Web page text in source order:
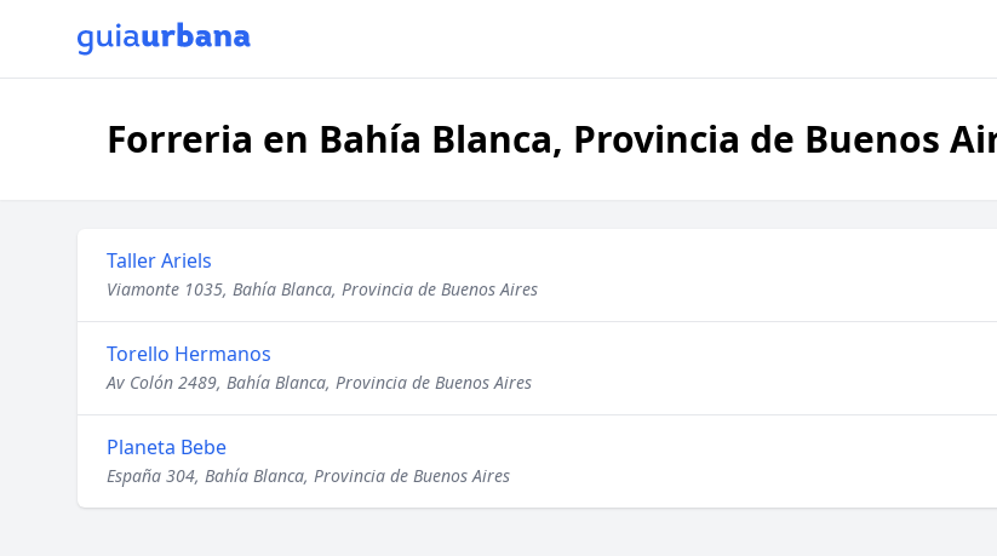
Forreria en Bahía Blanca, Provincia de Buenos
Taller Ariels
Viamonte 1035, Bahía Blanca, Provincia de Buenos Aires
Torello Hermanos
Av Colón 2489, Bahía Blanca, Provincia de Buenos Aires
Planeta Bebe
España 304, Bahía Blanca, Provincia de Buenos Aires